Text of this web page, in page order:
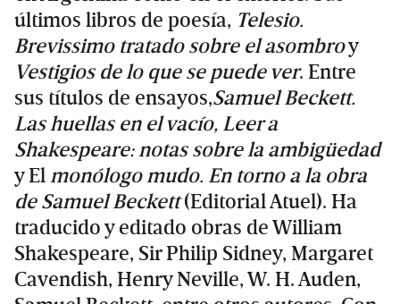
últimos libros de poesía, Telesio.
Brevissimo tratado sobre el asombroy
Vestigios de lo que se puede ver. Entre
sus títulos de ensayos,Samuel Beckett.
Las huellas en el vacío, Leer a
Shakespeare: notas sobre la ambigüedad
y Elmonólogo mudo. En torno a la obra
de Samuel Beckett(Editorial Atuel). Ha
traducido y editado obras de William
Shakespeare, Sir Philip Sidney, Margaret
Cavendish, Henry Neville, W. H. Auden,